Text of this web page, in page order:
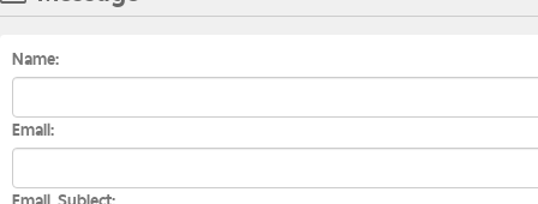
Name:
Email: